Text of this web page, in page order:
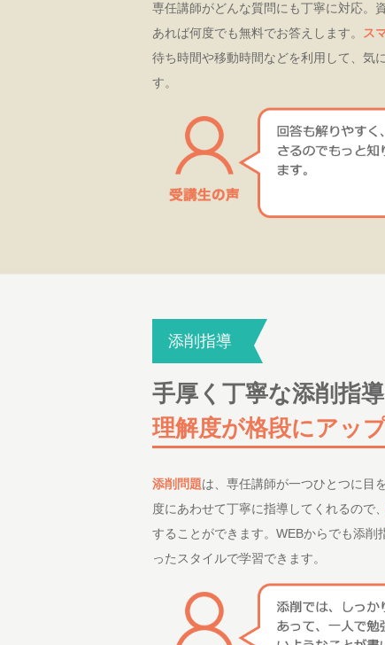
専任講師がどんな質問にも丁寧に対応。
あれば何度でも無料でお答えします。
ス
待ち時間や移動時間などを利用して、気
す。
添削指導
手厚く丁寧な添削指
理解度が格段にアップ
添削問題は、専任講師が一つひとつに目
度にあわせて丁寧に指導してくれるので、
することができます。WEBからでも添削
ったスタイルで学習できます。